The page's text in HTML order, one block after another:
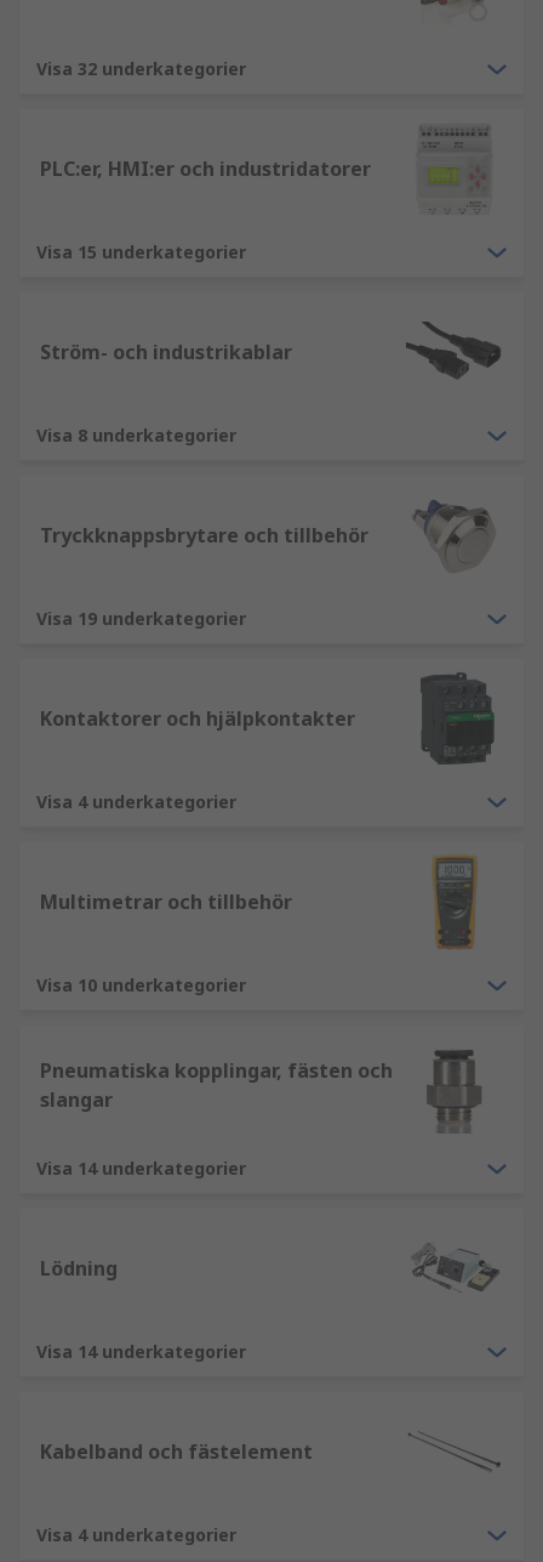
Visa 32 underkategorier
PLC:er, HMI:er och industridatorer
Visa 15 underkategorier
Ström- och industrikablar
Visa 8 underkategorier
Tryckknappsbrytare och tillbehör
Visa 19 underkategorier
Kontaktorer och hjälpkontakter
Visa 4 underkategorier
Multimetrar och tillbehör
Visa 10 underkategorier
Pneumatiska kopplingar, fästen och
slangar
Visa 14 underkategorier
Lödning
Visa 14 underkategorier
Kabelband och fästelement
Visa 4 underkategorier